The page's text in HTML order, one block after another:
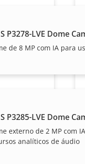
P3278-LVE Dome
de 8 MP com IA para
P3285-LVE Dome
externo de 2 MP com
analíticos de áudio
e
e